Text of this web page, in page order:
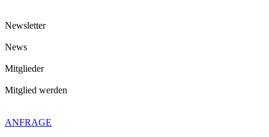
Newsletter
News
Mitglieder
Mitglied werden
ANFRAGE